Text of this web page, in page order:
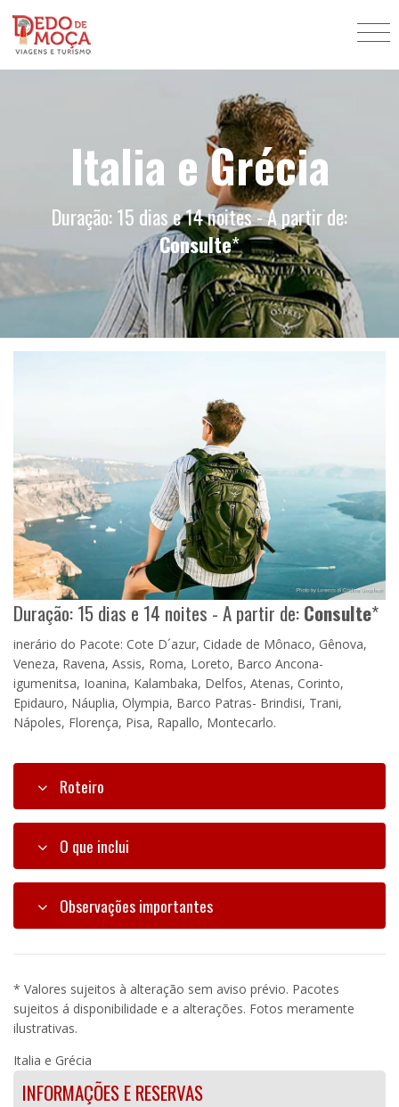
Italia e Grécia
Duração: 15 dias e 14 noites - A partir de:
Consulte*
Duração: 15 dias e 14 noites - A partir de:Consulte*
inerário do Pacote: Cote D´azur, Cidade de Mônaco, Gênova,
Veneza, Ravena, Assis, Roma, Loreto, Barco Ancona-
igumenitsa, Ioanina, Kalambaka, Delfos, Atenas, Corinto,
Epidauro, Náuplia, Olympia, Barco Patras- Brindisi, Trani,
Nápoles, Florença, Pisa, Rapallo, Montecarlo.
Roteiro
O que inclui
Observações importantes
* Valores sujeitos à alteração sem aviso prévio. Pacotes
sujeitos á disponibilidade e a alterações. Fotos meramente
ilustrativas.
Italia e Grécia
INFORMAÇÕES E RESERVAS